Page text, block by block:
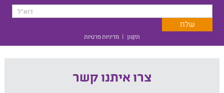
תקנון | מדיניות פרטיות
צרו איתנו קשר